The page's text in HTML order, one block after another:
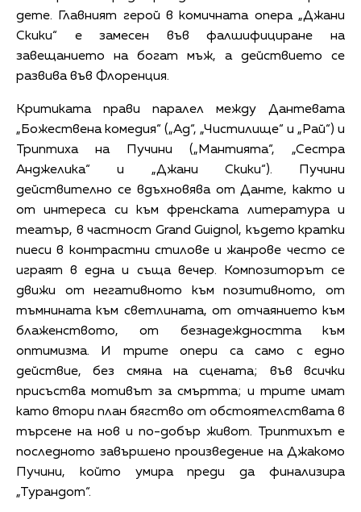
дете. Главният герой в комичната опера „Джани
Скики“ е замесен във фалшифициране на
завещанието на богат мъж, а действието се
развива във Флоренция.
Критиката прави паралел между Дантевата
„Божествена комедия“ („Ад“, „Чистилище“ и „Рай“) и
Триптиха на Пучини („Мантията“, „Сестра
Анджелика“ и „Джани Скики“). Пучини
действително се вдъхновява от Данте, както и
от интереса си към френската литература и
театър, в частност Grand Guignol, където кратки
пиеси в контрастни стилове и жанрове често се
играят в една и съща вечер. Композиторът се
движи от негативното към позитивното, от
тъмнината към светлината, от отчаянието към
блаженството, от безнадеждността към
оптимизма. И трите опери са само с едно
действие, без смяна на сцената; във всички
присъства мотивът за смъртта; и трите имат
като втори план бягство от обстоятелствата в
търсене на нов и по-добър живот. Триптихът е
последното завършено произведение на Джакомо
Пучини, който умира преди да финализира
„Турандот“.